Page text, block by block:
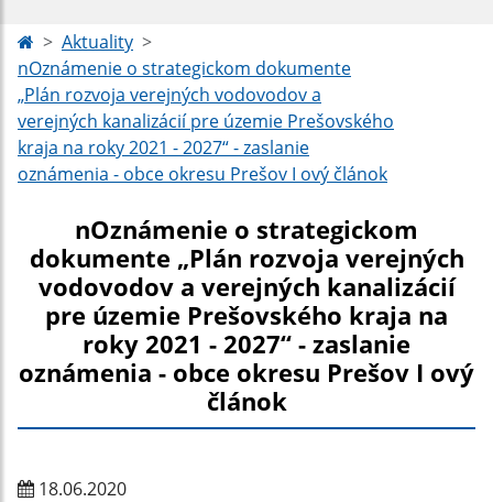
Aktuality
nOznámenie o strategickom dokumente
„Plán rozvoja verejných vodovodov a
verejných kanalizácií pre územie Prešovského
kraja na roky 2021 - 2027“ - zaslanie
oznámenia - obce okresu Prešov I ový článok
nOznámenie o strategickom
dokumente „Plán rozvoja verejných
vodovodov a verejných kanalizácií
pre územie Prešovského kraja na
roky 2021 - 2027“ - zaslanie
oznámenia - obce okresu Prešov I ový
článok
18.06.2020